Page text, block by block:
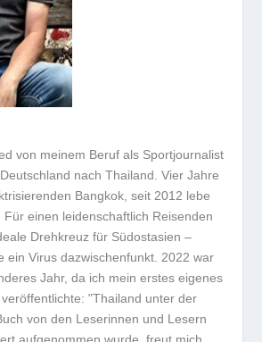
von meinem Beruf als Sportjournalist
nach Thailand. Vier Jahre
Bangkok, seit 2012 lebe
Für einen leidenschaftlich Reisenden
Drehkreuz für Südostasien –
ein Virus dazwischenfunkt. 2022 war
Jahr, da ich mein erstes eigenes
"Thailand unter der
von den Leserinnen und Lesern
aufgenommen wurde, freut mich